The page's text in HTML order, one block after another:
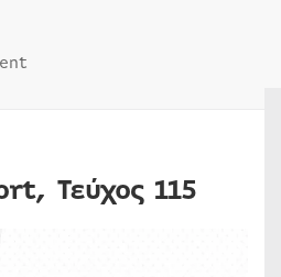
Τεύχος 115